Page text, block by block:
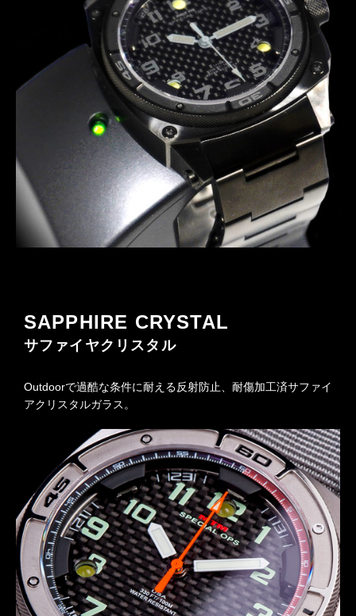
SAPPHIRE CRYSTAL
サファイヤクリスタル
Outdoorで過酷な条件に耐える反射防止、耐傷加工済サファイ
アクリスタルガラス。